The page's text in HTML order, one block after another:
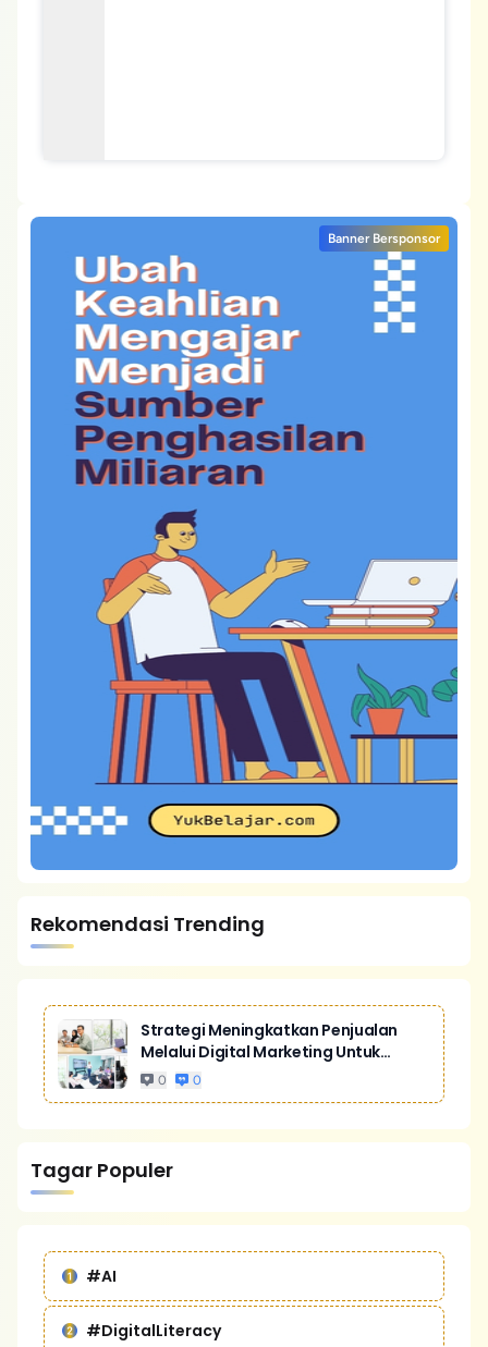
Banner Bersponsor
Rekomendasi Trending
Strategi Meningkatkan Penjualan
Melalui Digital Marketing Untuk
Bisnis Yang Lebih Kompetitif
0 0
Tagar Populer
#AI
#DigitalLiteracy